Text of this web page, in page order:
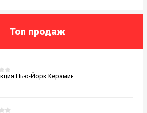
Топ продаж
Нью-Йорк Керамин